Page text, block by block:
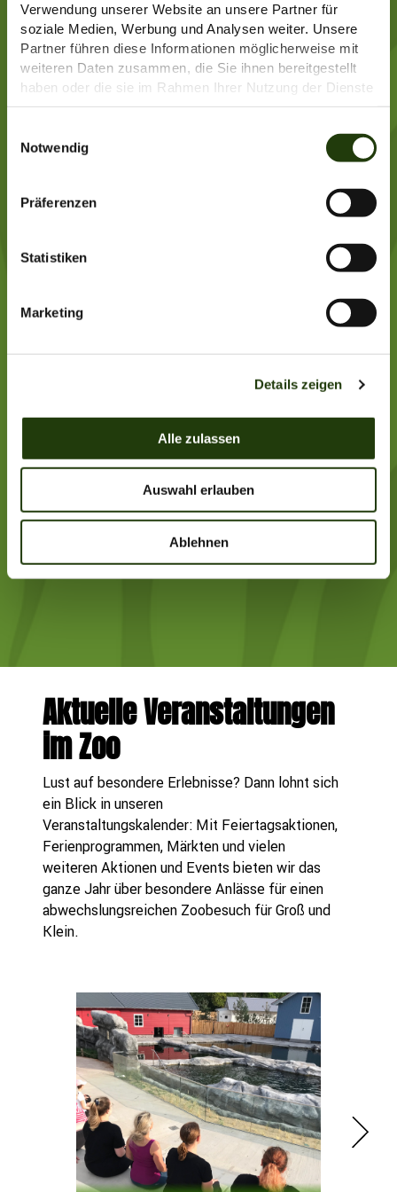
Verwendung unserer Website an unsere Partner für
soziale Medien, Werbung und Analysen weiter. Unsere
Partner führen diese Informationen möglicherweise mit
weiteren Daten zusammen, die Sie ihnen bereitgestellt
haben oder die sie im Rahmen Ihrer Nutzung der Dienste
gesammelt haben.
Notwendig
Präferenzen
Statistiken
Marketing
Details zeigen
Alle zulassen
Auswahl erlauben
Ablehnen
Aktuelle Veranstaltungen
im Zoo
Lust auf besondere Erlebnisse? Dann lohnt sich
ein Blick in unseren
Veranstaltungskalender: Mit Feiertagsaktionen,
Ferienprogrammen, Märkten und vielen
weiteren Aktionen und Events bieten wir das
ganze Jahr über besondere Anlässe für einen
abwechslungsreichen Zoobesuch für Groß und
Klein.